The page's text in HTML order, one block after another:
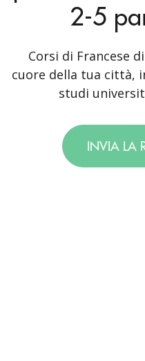
2-5
Corsi di Francese
cuore della tua città,
studi
INVIA LA